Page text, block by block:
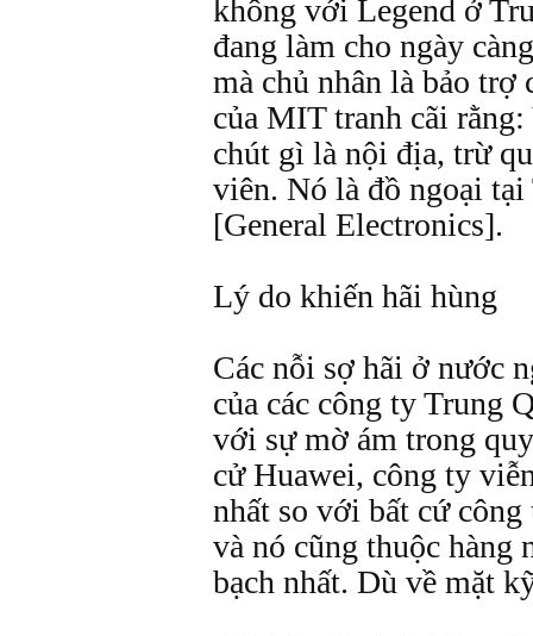
không với Legend ở
đang làm cho ngày
mà chủ nhân là bảo trợ
của MIT tranh cãi
chút gì là nội địa, trừ
viên. Nó là đồ ngoại
[General Electronics].
Lý do khiến hãi hùng
Các nỗi sợ hãi ở nước
của các công ty Trung
với sự mờ ám trong
cử Huawei, công ty
nhất so với bất cứ
và nó cũng thuộc hàng
bạch nhất. Dù về mặt